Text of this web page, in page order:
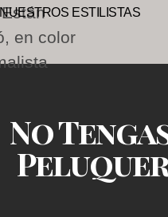
NUESTROS ESTILISTAS
No